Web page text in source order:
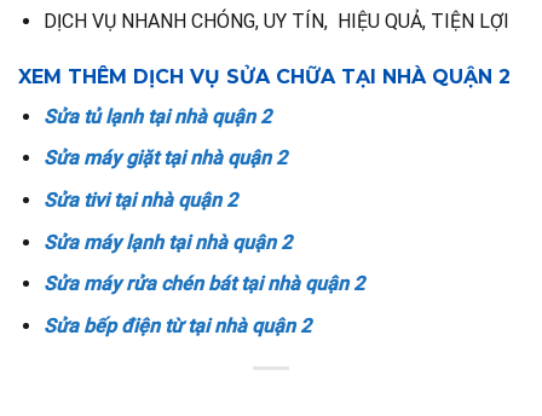
DỊCH VỤ NHANH CHÓNG, UY TÍN, HIỆU QUẢ, TIỆN LỢI
XEM THÊM DỊCH VỤ SỬA CHỮA TẠI NHÀ QUẬN 2
Sửa tủ lạnh tại nhà quận 2
Sửa máy giặt tại nhà quận 2
Sửa tivi tại nhà quận 2
Sửa máy lạnh tại nhà quận 2
Sửa máy rửa chén bát tại nhà quận 2
Sửa bếp điện từ tại nhà quận 2